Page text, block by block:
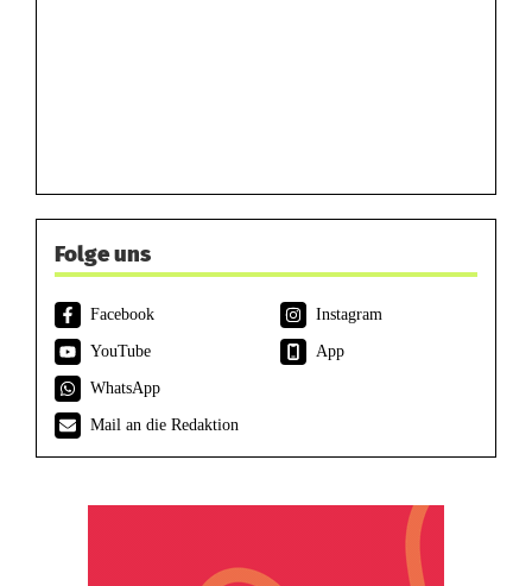
Folge uns
Facebook
Instagram
YouTube
App
WhatsApp
Mail an die Redaktion